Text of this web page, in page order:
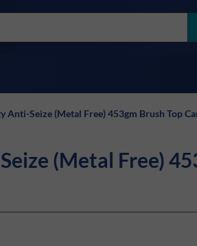
Anti-Seize (Metal Free) 453gm Brush Top
(Metal Free)